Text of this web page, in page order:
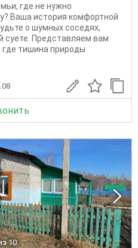
где не нужно
Ваша история комфортной
о шумных соседях,
суете. Представляем вам
тишина природы
10